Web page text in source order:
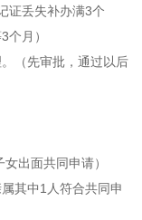
证丢失补办满3个
个月）
（先审批，通过以后
出面共同申请）
其中1人符合共同申